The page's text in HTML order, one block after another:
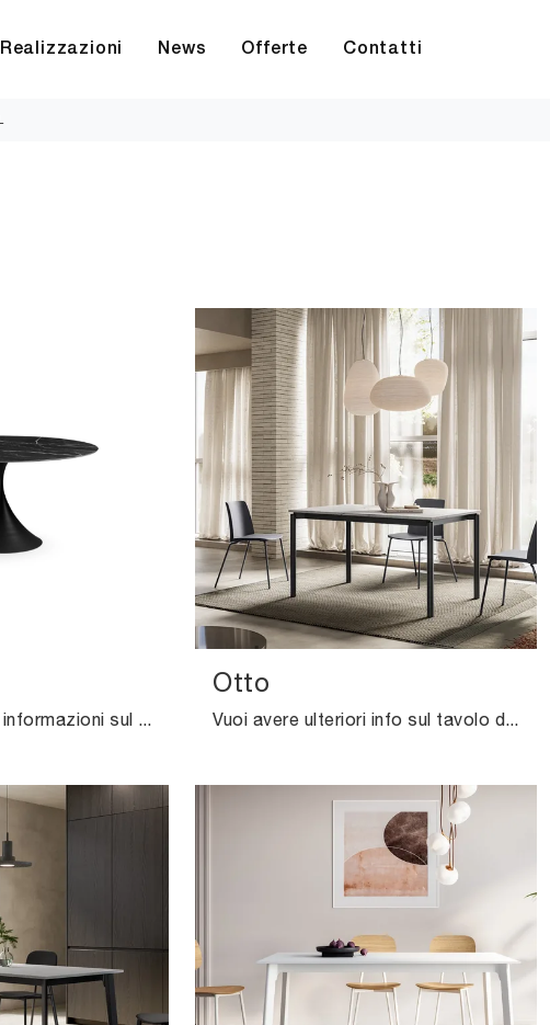
Realizzazioni News Offerte Contatti
Vuoi avere ulteriori informazioni sul tavolo da pranzo Leo di Midj? Clicca e scopri di più sui modelli fissi della firma.
Otto
Vuoi avere ulteriori info sul tavolo da cucina Otto di Arredo3? Clicca e scopri di più sui modelli allungabili del brand.